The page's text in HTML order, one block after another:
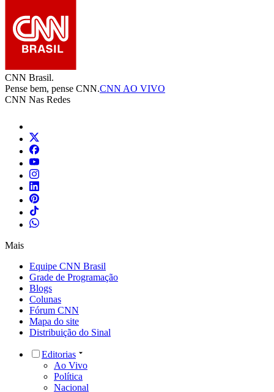
CNN Brasil.
Pense bem, pense CNN.CNN AO VIVO
CNN Nas Redes
Mais
Equipe CNN Brasil
Grade de Programação
Blogs
Colunas
Fórum CNN
Mapa do site
Distribuição do Sinal
Editorias
Ao Vivo
Política
Nacional